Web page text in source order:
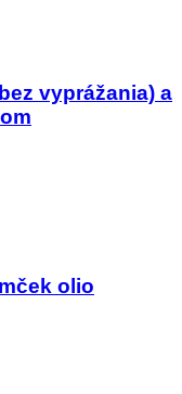
vyprážania) a
olio